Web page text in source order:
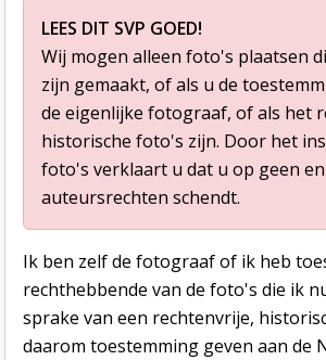
LEES DIT SVP GOED!
Wij mogen alleen foto's plaatsen
zijn gemaakt, of als u de
de eigenlijke fotograaf, of als het
historische foto's zijn. Door het
foto's verklaart u dat u op geen
auteursrechten schendt.
Ik ben zelf de fotograaf of ik heb
rechthebbende van de foto's die ik
sprake van een rechtenvrije,
daarom toestemming geven aan de